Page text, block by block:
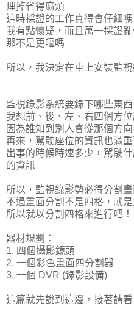
理掉省得麻煩
這時採證的工作真得會仔細嗎
我有點懷疑，而且萬一採證
那不是更嘔嗎
所以，我決定在車上安裝監
監視錄影系統要錄下哪些東西
我想前、後、左、右四個方
因為誰知到別人會從那個方向
再來，駕駛座位的資訊也滿
出事的時候時速多少，駕駛
的資訊
所以，監視錄影勢必得分割
不過畫面分割不是四格，就
所以就以分割四格來進行吧！
器材規劃：
1. 四個攝影鏡頭
2. 一個彩色畫面四分割器
3. 一個 DVR (錄影設備)
這篇就先說到這邊，接著請